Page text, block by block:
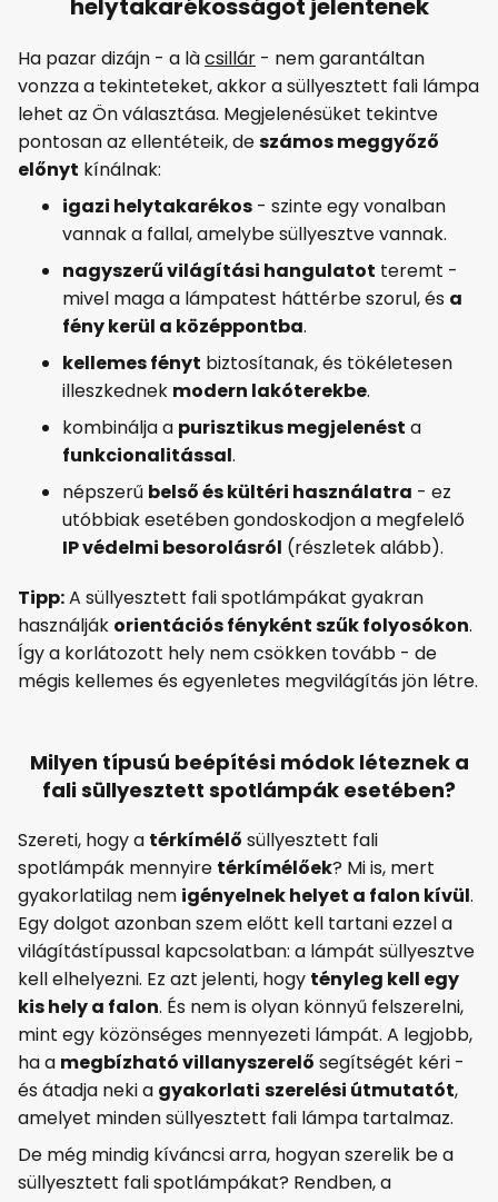
helytakarékosságot jelentenek
Ha pazar dizájn - a làcsillár - nem garantáltan
vonzza a tekinteteket, akkor a süllyesztett fali lámpa
lehet az Ön választása. Megjelenésüket tekintve
pontosan az ellentéteik, deszámos meggyőző
előnyt kínálnak:
igazi helytakarékos - szinte egy vonalban
vannak a fallal, amelybe süllyesztve vannak.
nagyszerű világítási hangulatot teremt -
mivel maga a lámpatest háttérbe szorul, és a
fény kerül a középpontba.
kellemes fényt biztosítanak, és tökéletesen
illeszkednek modern lakóterekbe.
kombinálja a purisztikus megjelenést a
funkcionalitással.
népszerű belső és kültéri használatra - ez
utóbbiak esetében gondoskodjon a megfelelő
IP védelmi besorolásról (részletek alább).
Tipp:A süllyesztett fali spotlámpákat gyakran
használják orientációs fényként szűk folyosókon.
Így a korlátozott hely nem csökken tovább - de
mégis kellemes és egyenletes megvilágítás jön létre.
Milyen típusú beépítési módok léteznek a
fali süllyesztett spotlámpák esetében?
Szereti, hogy a térkímélő süllyesztett fali
spotlámpák mennyire térkímélőek? Mi is, mert
gyakorlatilag nem igényelnek helyet a falon kívül.
Egy dolgot azonban szem előtt kell tartani ezzel a
világítástípussal kapcsolatban: a lámpát süllyesztve
kell elhelyezni. Ez azt jelenti, hogy tényleg kell egy
kis hely a falon. És nem is olyan könnyű felszerelni,
mint egy közönséges mennyezeti lámpát. A legjobb,
ha a megbízható villanyszerelő segítségét kéri -
és átadja neki a gyakorlati szerelési útmutatót,
amelyet minden süllyesztett fali lámpa tartalmaz.
De még mindig kíváncsi arra, hogyan szerelik be a
süllyesztett fali spotlámpákat? Rendben, a